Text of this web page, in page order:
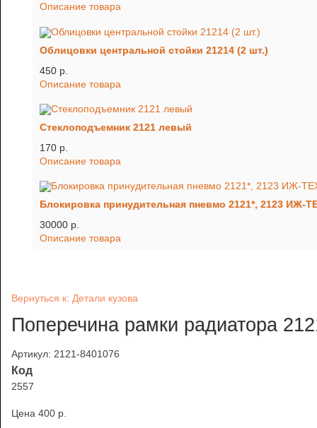
Описание товара
Облицовки центральной стойки 21214 (2 шт.)
450 p.
Описание товара
Стеклоподъемник 2121 левый
170 p.
Описание товара
Блокировка принудительная пневмо 2121*, 2123 ИЖ-
30000 p.
Описание товара
Вернуться к: Детали кузова
Поперечина рамки радиатора
Артикул: 2121-8401076
Код
2557
Цена 400 p.